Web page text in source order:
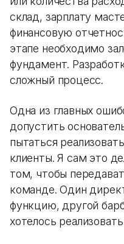
склад, зарплату
финансовую
этапе необходимо
фундамент.
сложный процесс.
Одна из главных
допустить
пытаться
клиенты. Я сам это
том, чтобы
команде. Один
функцию, другой
хотелось